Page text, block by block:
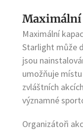
Maximální
Maximální
Starlight může
jsou
umožňuje
zvláštních
významné
Organizátoři